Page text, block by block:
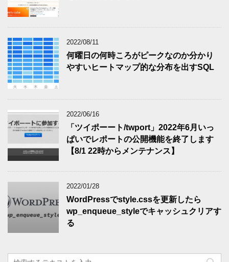
2022/08/11
何曜日の何時ころがピークなのか分かり
やすいヒートマップ的な分布を出すSQL
2022/06/16
「ツイポーート/twport」2022年6月いっ
ぱいでレポートの公開機能を終了します
【8/1 22時からメンテナンス】
2022/01/28
WordPressでstyle.cssを更新したら
wp_enqueue_styleでキャッシュクリアす
る